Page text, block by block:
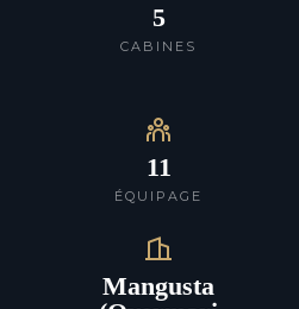
5
CABINES
11
ÉQUIPAGE
Mangusta